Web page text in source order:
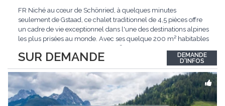
SUR DEMANDE
FR Niché au cœur de Schönried, à quelques minutes
seulement de Gstaad, ce chalet traditionnel de 4,5 pièces offre
un cadre de vie exceptionnel dans l'une des destinations alpines
les plus prisées au monde. Avec ses quelque 200 m² habitables
situation dominante offrant une vue dégagée sur le village de
Gstaad et les sommets...
DEMANDE
D'INFOS